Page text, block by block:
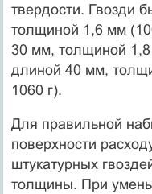
твердости. Гвозди
толщиной 1,6 мм
30 мм, толщиной 1,8
длиной 40 мм,
1060 г).
Для правильной
поверхности
штукатурных
толщины. При